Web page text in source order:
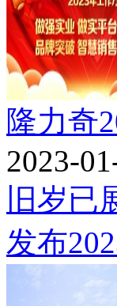
隆力奇
2023-
旧岁已
发布